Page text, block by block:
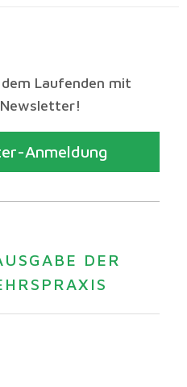
Laufenden mit
Anmeldung
DER